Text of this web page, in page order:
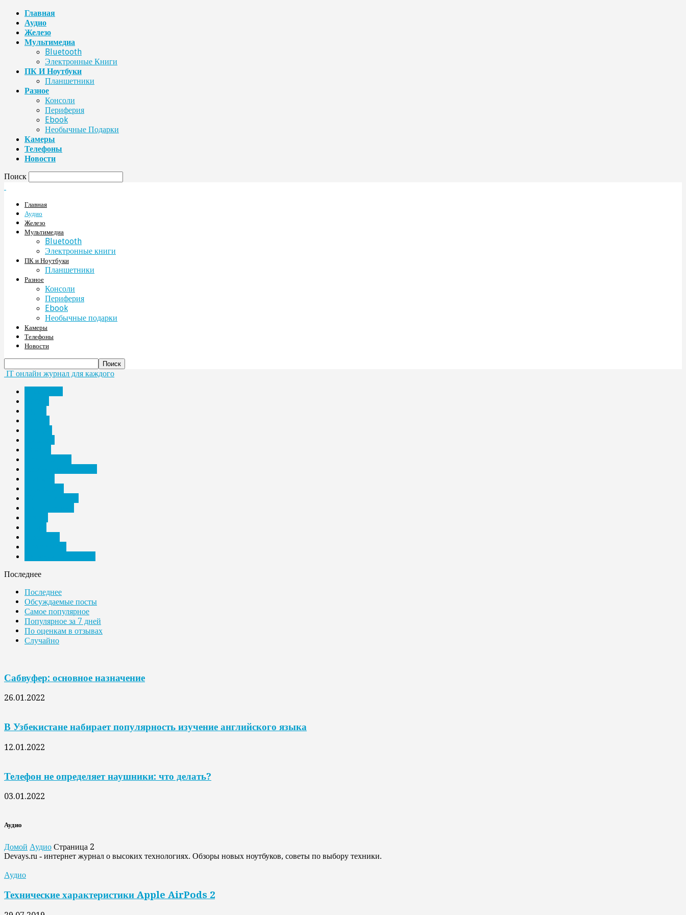
Главная
Аудио
Железо
Мультимедиа
Bluetooth
Электронные Книги
ПК И Ноутбуки
Планшетники
Разное
Консоли
Периферия
Ebook
Необычные Подарки
Камеры
Телефоны
Новости
Поиск
Главная
Аудио
Железо
Мультимедиа
Bluetooth
Электронные книги
ПК и Ноутбуки
Планшетники
Разное
Консоли
Периферия
Ebook
Необычные подарки
Камеры
Телефоны
Новости
IT онлайн журнал для каждого
Последнее
Последнее
Обсуждаемые посты
Самое популярное
Популярное за 7 дней
По оценкам в отзывах
Случайно
Сабвуфер: основное назначение
26.01.2022
В Узбекистане набирает популярность изучение английского языка
12.01.2022
Телефон не определяет наушники: что делать?
03.01.2022
Аудио
Домой Аудио Страница 2
Devays.ru - интернет журнал о высоких технологиях. Обзоры новых ноутбуков, советы по выбору техники.
Аудио
Технические характеристики Apple AirPods 2